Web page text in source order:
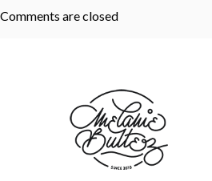
Comments are closed